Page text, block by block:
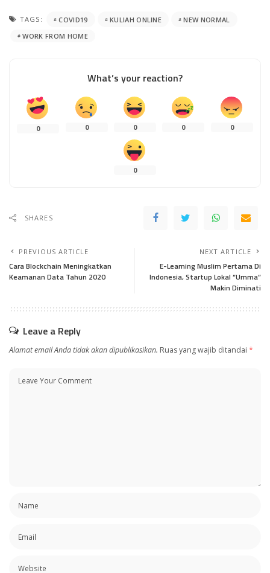
TAGS: COVID19 KULIAH ONLINE
NEW NORMAL
WORK FROM HOME
What’s your reaction?
0 0 0 0 0
0
SHARES
PREVIOUS ARTICLE
Cara Blockchain Meningkatkan
Keamanan Data Tahun 2020
NEXT ARTICLE
E-Learning Muslim Pertama Di
Indonesia, Startup Lokal “Umma”
Makin Diminati
Leave a Reply
Alamat email Anda tidak akan dipublikasikan. Ruas yang wajib ditandai *